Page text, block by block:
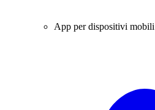
App per dispositivi mobili